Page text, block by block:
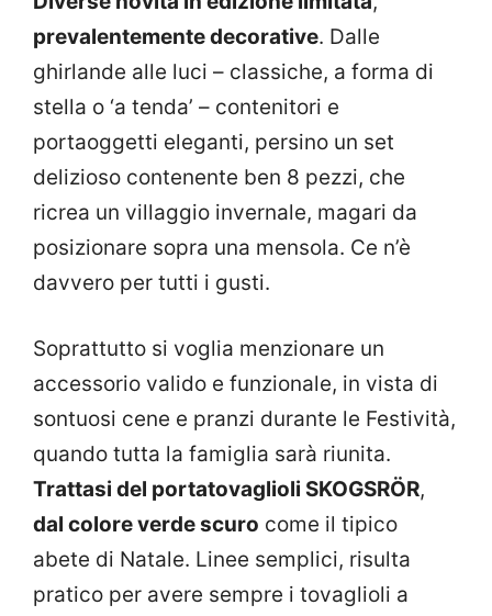
prevalentemente decorative. Dalle
ghirlande alle luci – classiche, a forma di
stella o ‘a tenda’ – contenitori e
portaoggetti eleganti, persino un set
delizioso contenente ben 8 pezzi, che
ricrea un villaggio invernale, magari da
posizionare sopra una mensola. Ce n’è
davvero per tutti i gusti.
Soprattutto si voglia menzionare un
accessorio valido e funzionale, in vista di
sontuosi cene e pranzi durante le Festività,
quando tutta la famiglia sarà riunita.
Trattasi del portatovaglioli SKOGSRÖR,
dal colore verde scuro come il tipico
abete di Natale. Linee semplici, risulta
pratico per avere sempre i tovaglioli a